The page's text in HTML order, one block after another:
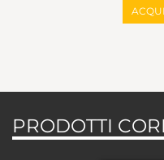
PRODOTTI